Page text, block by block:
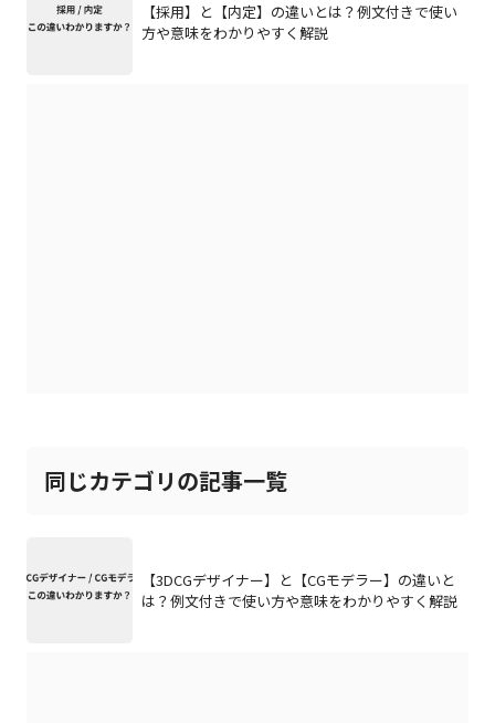
【採用】と【内定】の違いとは？例文付きで使い
方や意味をわかりやすく解説
同じカテゴリの記事一覧
【3DCGデザイナー】と【CGモデラー】の違いと
は？例文付きで使い方や意味をわかりやすく解説